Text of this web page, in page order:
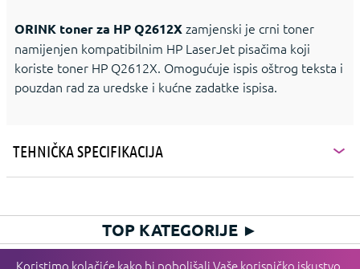
ORINK toner za HP Q2612Xzamjenski je crni toner
namijenjen kompatibilnim HP LaserJet pisačima koji
koriste toner HP Q2612X. Omogućuje ispis oštrog teksta i
pouzdan rad za uredske i kućne zadatke ispisa.
TEHNIČKA SPECIFIKACIJA
Koristimo kolačiće kako bi poboljšali Vaše korisničko iskustvo,
TOP KATEGORIJE ►
HIT KATEGORIJE ►